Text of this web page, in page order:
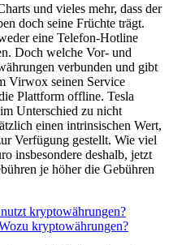
und vieles mehr, dass der
doch seine Früchte trägt.
eine Telefon-Hotline
Doch welche Vor- und
verbunden und gibt
Virwox seinen Service
Plattform offline. Tesla
Unterschied zu nicht
einen intrinsischen Wert,
Verfügung gestellt. Wie viel
insbesondere deshalb, jetzt
je höher die Gebühren
kryptowährungen?
kryptowährungen?